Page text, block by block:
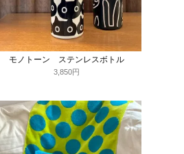
モノトーン ステンレスボトル
3,850円